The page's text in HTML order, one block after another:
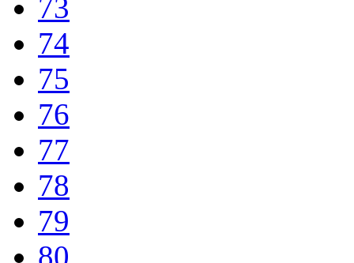
73
74
75
76
77
78
79